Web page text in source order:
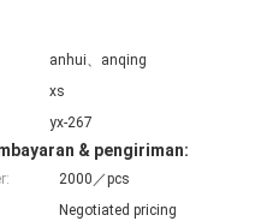
anhui、anqing
xs
yx-267
& pengiriman:
2000／pcs
Negotiated pricing